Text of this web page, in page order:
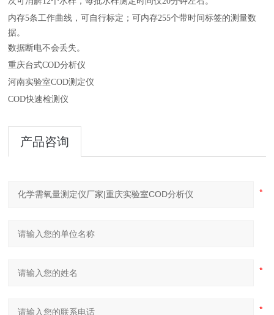
内存5条工作曲线，可自行标定 ；可内存255个带时间标签的测量数
据。
数据断电不会丢失。
重庆台式COD分析仪
河南实验室COD测定仪
COD快速检测仪
产品咨询